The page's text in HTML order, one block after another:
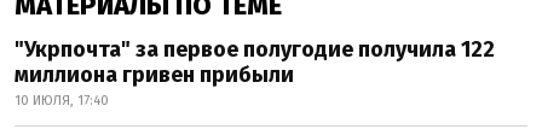
"Укрпочта" за первое полугодие получила 122
миллиона гривен прибыли
10 ИЮЛЯ, 17:40